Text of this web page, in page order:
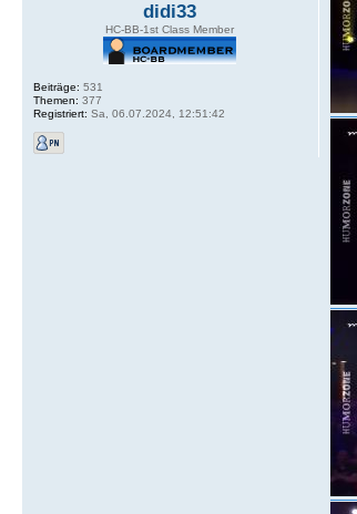
didi33
HC-BB-1st Class Member
Beiträge: 531
Themen: 377
Registriert: Sa, 06.07.2024, 12:51:42